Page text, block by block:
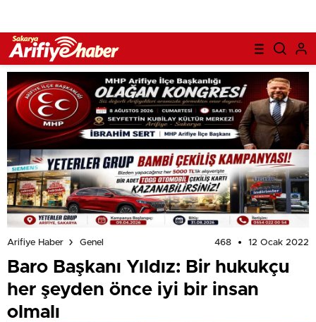
Arifiye Haber Genel 468 12 Ocak 2022
Baro Başkanı Yıldız: Bir hukukçu
her şeyden önce iyi bir insan
olmalı